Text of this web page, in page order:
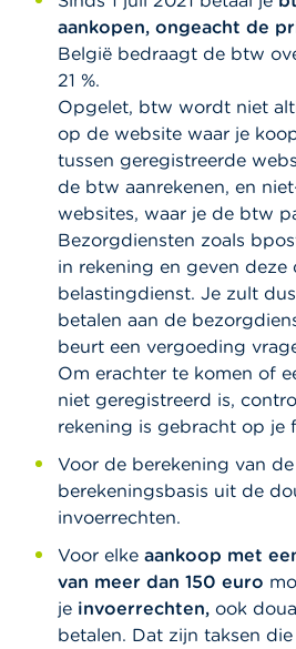
aankopen, ongeacht de
België bedraagt de btw
21 %.
Opgelet, btw wordt niet
op de website waar je
tussen geregistreerde
de btw aanrekenen, en
websites, waar je de btw
Bezorgdiensten zoals
in rekening en geven deze
belastingdienst. Je zult
betalen aan de
beurt een vergoeding
Om erachter te komen of
niet geregistreerd is,
rekening is gebracht op je
Voor de berekening van
berekeningsbasis uit de
invoerrechten.
Voor elke aankoop met
van meer dan 150 euro
je invoerrechten, ook
betalen. Dat zijn taksen